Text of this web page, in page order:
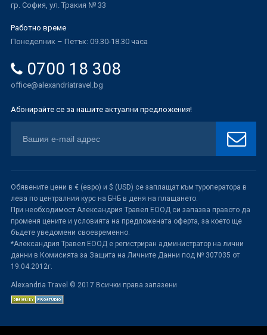
гр. София, ул. Тракия № 33
Работно време
Понеделник – Петък: 09.30-18.30 часа
0700 18 308
office@alexandriatravel.bg
Абонирайте се за нашите актуални предложения!
Обявените цени в € (евро) и $ (USD) се заплащат към туроператора в
лева по централния курс на БНБ в деня на плащането.
При необходимост Александрия Травел ЕООД си запазва правото да
променя цените и условията на предложената оферта, за което ще
бъдете уведомени своевременно.
*Александрия Травел ЕООД е регистриран администратор на лични
данни в Комисията за Защита на Личните Данни под № 307035 от
19.04.2012г.
Alexandria Travel © 2017 Всички права запазени